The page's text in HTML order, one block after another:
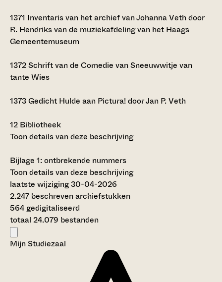
1371 Inventaris van het archief van Johanna Veth door
R. Hendriks van de muziekafdeling van het Haags
Gemeentemuseum
1372Schrift van de Comedie van Sneeuwwitje van
tante Wies
1373Gedicht Hulde aan Pictura! door Jan P. Veth
12 Bibliotheek
Toon details van deze beschrijving
Bijlage 1: ontbrekende nummers
Toon details van deze beschrijving
laatste wijziging 30-04-2026
2.247 beschreven archiefstukken
564 gedigitaliseerd
totaal 24.079 bestanden
Mijn Studiezaal